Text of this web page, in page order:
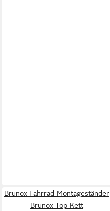
Brunox Fahrrad-Montageständer
Brunox Top-Kett